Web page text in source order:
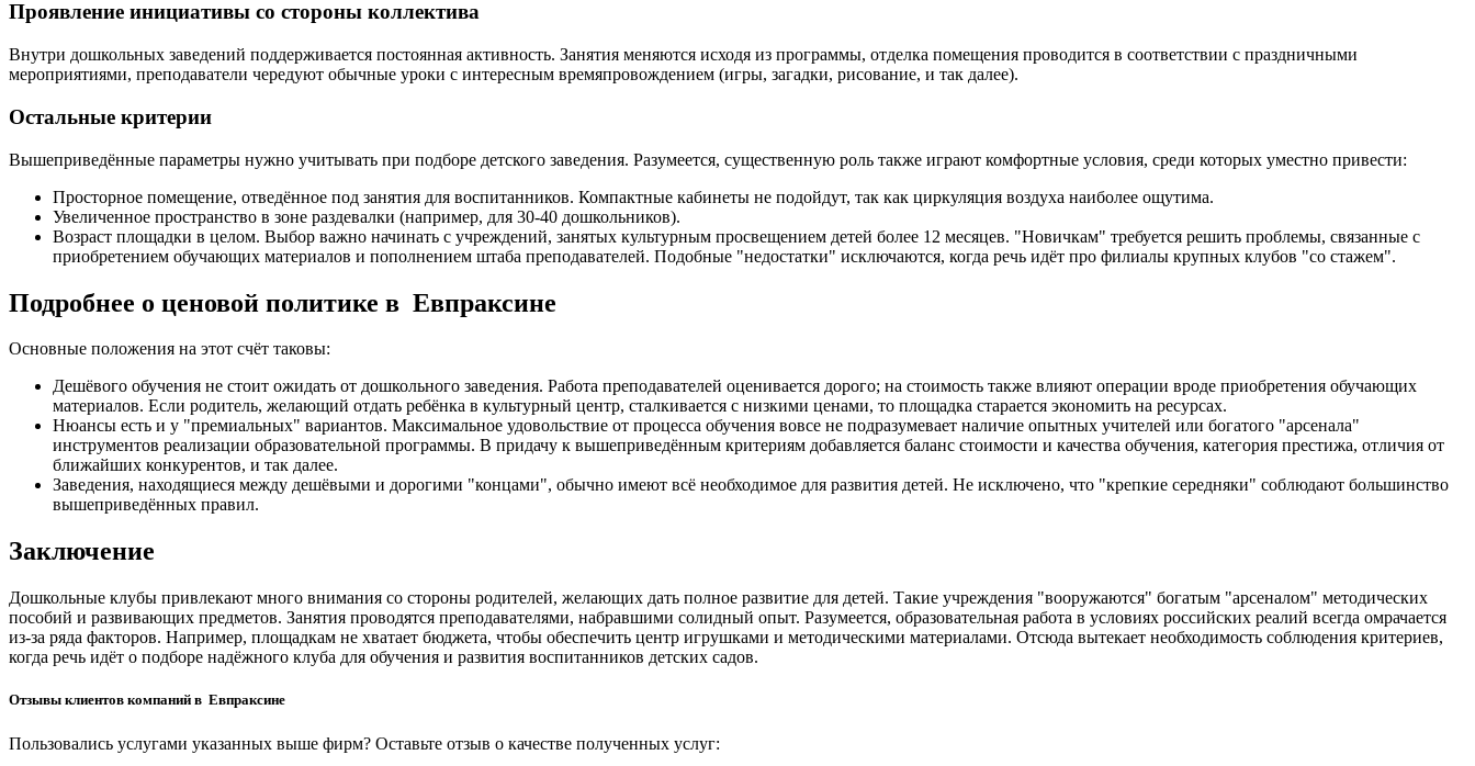
Проявление инициативы со стороны коллектива
Внутри дошкольных заведений поддерживается постоянная активность. Занятия меняются исходя из программы, отделка помещения проводится в соответствии с праздничными
мероприятиями, преподаватели чередуют обычные уроки с интересным времяпровождением (игры, загадки, рисование, и так далее).
Остальные критерии
Вышеприведённые параметры нужно учитывать при подборе детского заведения. Разумеется, существенную роль также играют комфортные условия, среди которых уместно привести:
Просторное помещение, отведённое под занятия для воспитанников. Компактные кабинеты не подойдут, так как циркуляция воздуха наиболее ощутима.
Увеличенное пространство в зоне раздевалки (например, для 30-40 дошкольников).
Возраст площадки в целом. Выбор важно начинать с учреждений, занятых культурным просвещением детей более 12 месяцев. "Новичкам" требуется решить проблемы, связанные с
приобретением обучающих материалов и пополнением штаба преподавателей. Подобные "недостатки" исключаются, когда речь идёт про филиалы крупных клубов "со стажем".
Подробнее о ценовой политике в Евпраксине
Основные положения на этот счёт таковы:
Дешёвого обучения не стоит ожидать от дошкольного заведения. Работа преподавателей оценивается дорого; на стоимость также влияют операции вроде приобретения обучающих
материалов. Если родитель, желающий отдать ребёнка в культурный центр, сталкивается с низкими ценами, то площадка старается экономить на ресурсах.
Нюансы есть и у "премиальных" вариантов. Максимальное удовольствие от процесса обучения вовсе не подразумевает наличие опытных учителей или богатого "арсенала"
инструментов реализации образовательной программы. В придачу к вышеприведённым критериям добавляется баланс стоимости и качества обучения, категория престижа, отличия от
ближайших конкурентов, и так далее.
Заведения, находящиеся между дешёвыми и дорогими "концами", обычно имеют всё необходимое для развития детей. Не исключено, что "крепкие середняки" соблюдают большинство
вышеприведённых правил.
Заключение
Дошкольные клубы привлекают много внимания со стороны родителей, желающих дать полное развитие для детей. Такие учреждения "вооружаются" богатым "арсеналом" методических
пособий и развивающих предметов. Занятия проводятся преподавателями, набравшими солидный опыт. Разумеется, образовательная работа в условиях российских реалий всегда омрачается
из-за ряда факторов. Например, площадкам не хватает бюджета, чтобы обеспечить центр игрушками и методическими материалами. Отсюда вытекает необходимость соблюдения критериев,
когда речь идёт о подборе надёжного клуба для обучения и развития воспитанников детских садов.
Отзывы клиентов компаний в Евпраксине
Пользовались услугами указанных выше фирм? Оставьте отзыв о качестве полученных услуг: